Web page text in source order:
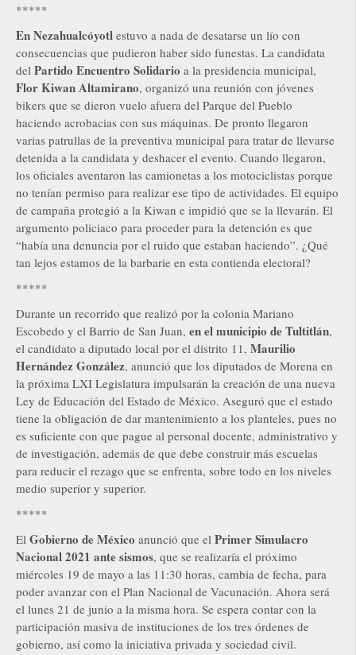
*****
En Nezahualcóyotl estuvo a nada de desatarse un lío con
consecuencias que pudieron haber sido funestas. La candidata
del Partido Encuentro Solidario a la presidencia municipal,
Flor Kiwan Altamirano, organizó una reunión con jóvenes
bikers que se dieron vuelo afuera del Parque del Pueblo
haciendo acrobacias con sus máquinas. De pronto llegaron
varias patrullas de la preventiva municipal para tratar de llevarse
detenida a la candidata y deshacer el evento. Cuando llegaron,
los oficiales aventaron las camionetas a los motociclistas porque
no tenían permiso para realizar ese tipo de actividades. El equipo
de campaña protegió a la Kiwan e impidió que se la llevarán. El
argumento policiaco para proceder para la detención es que
“había una denuncia por el ruido que estaban haciendo”. ¿Qué
tan lejos estamos de la barbarie en esta contienda electoral?
*****
Durante un recorrido que realizó por la colonia Mariano
Escobedo y el Barrio de San Juan, en el municipio de Tultitlán,
el candidato a diputado local por el distrito 11, Maurilio
Hernández González, anunció que los diputados de Morena en
la próxima LXI Legislatura impulsarán la creación de una nueva
Ley de Educación del Estado de México. Aseguró que el estado
tiene la obligación de dar mantenimiento a los planteles, pues no
es suficiente con que pague al personal docente, administrativo y
de investigación, además de que debe construir más escuelas
para reducir el rezago que se enfrenta, sobre todo en los niveles
medio superior y superior.
*****
El Gobierno de México anunció que el Primer Simulacro
Nacional 2021 ante sismos, que se realizaría el próximo
miércoles 19 de mayo a las 11:30 horas, cambia de fecha, para
poder avanzar con el Plan Nacional de Vacunación. Ahora será
el lunes 21 de junio a la misma hora. Se espera contar con la
participación masiva de instituciones de los tres órdenes de
gobierno, así como la iniciativa privada y sociedad civil.